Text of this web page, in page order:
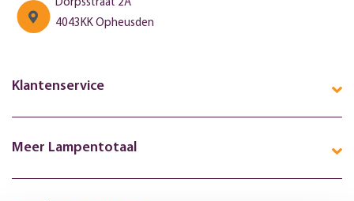
Dorpsstraat 2A
4043KK Opheusden
Klantenservice
Meer Lampentotaal